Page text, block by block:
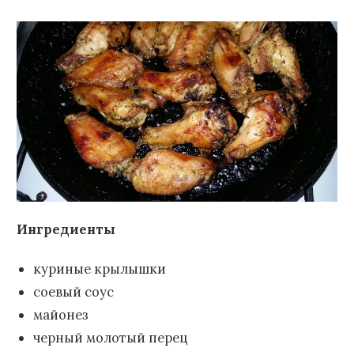
Ингредиенты
куриные крылышки
соевый соус
майонез
черный молотый перец